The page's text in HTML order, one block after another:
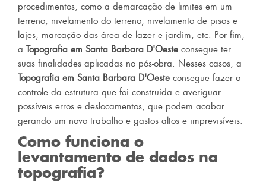
procedimentos, como a demarcação de limites em um
terreno, nivelamento do terreno, nivelamento de pisos e
lajes, marcação das área de lazer e jardim, etc. Por fim,
a Topografia em Santa Barbara D'Oeste consegue ter
suas finalidades aplicadas no pós-obra. Nesses casos, a
Topografia em Santa Barbara D'Oeste consegue fazer o
controle da estrutura que foi construída e averiguar
possíveis erros e deslocamentos, que podem acabar
gerando um novo trabalho e gastos altos e imprevisíveis.
Como funciona o
levantamento de dados na
topografia?